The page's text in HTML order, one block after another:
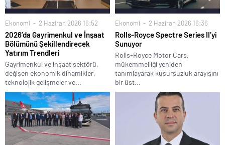
Ekonomi 2 Haziran 2026 16:52
2026’da Gayrimenkul ve İnşaat
Bölümünü Şekillendirecek
Yatırım Trendleri
Gayrimenkul ve inşaat sektörü,
değişen ekonomik dinamikler,
teknolojik gelişmeler ve...
Ekonomi 2 Haziran 2026 16:36
Rolls-Royce Spectre Series II’yi
Sunuyor
Rolls-Royce Motor Cars,
mükemmelliği yeniden
tanımlayarak kusursuzluk arayışını
bir üst...